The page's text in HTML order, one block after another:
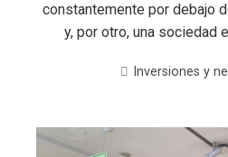
constantemente por debajo
y, por otro, una sociedad
Inversiones y